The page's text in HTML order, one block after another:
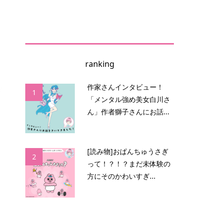
ranking
1
作家さんインタビュー！
「メンタル強め美女白川さ
ん」作者獅子さんにお話...
2
[読み物]おぱんちゅうさぎ
って！？！？まだ未体験の
方にそのかわいすぎ...